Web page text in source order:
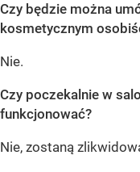
Czy będzie można
kosmetycznym
Nie.
Czy poczekalnie w
funkcjonować?
Nie, zostaną